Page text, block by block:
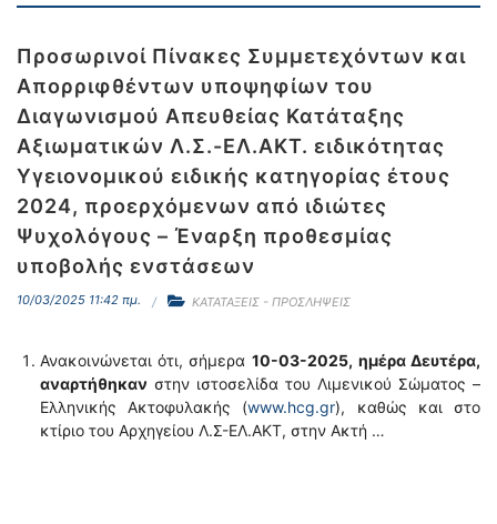
Προσωρινοί Πίνακες Συμμετεχόντων και
Απορριφθέντων υποψηφίων του
Διαγωνισμού Απευθείας Κατάταξης
Αξιωματικών Λ.Σ.-ΕΛ.ΑΚΤ. ειδικότητας
Υγειονομικού ειδικής κατηγορίας έτους
2024, προερχόμενων από ιδιώτες
Ψυχολόγους – Έναρξη προθεσμίας
υποβολής ενστάσεων
10/03/2025 11:42 πμ. ΚΑΤΑΤΑΞΕΙΣ - ΠΡΟΣΛΗΨΕΙΣ
Ανακοινώνεται ότι, σήμερα 10-03-2025, ημέρα Δευτέρα,
αναρτήθηκαν στην ιστοσελίδα του Λιμενικού Σώματος –
Ελληνικής Ακτοφυλακής (www.hcg.gr), καθώς και στο
κτίριο του Αρχηγείου Λ.Σ-ΕΛ.ΑΚΤ, στην Ακτή …